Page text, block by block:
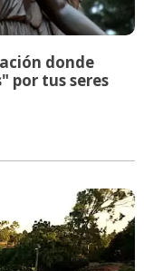
donde
por tus seres